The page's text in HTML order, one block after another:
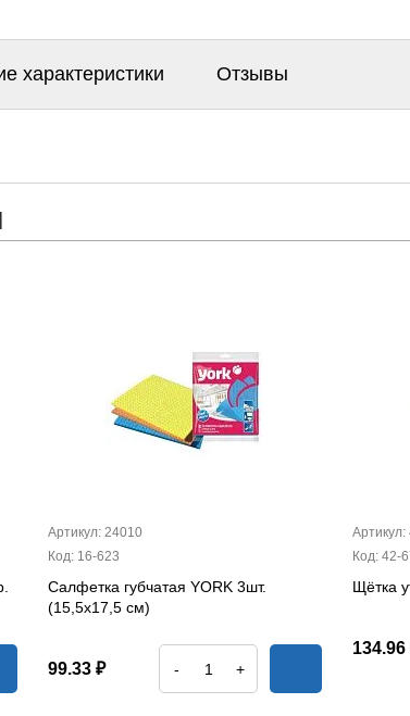
характеристики Отзывы
Артикул: 24010
Код: 16-623
Салфетка губчатая YORK 3шт.
(15,5х17,5 см)
99.33 ₽ - +
Артикул:
Код: 42-
Щётка
134.96